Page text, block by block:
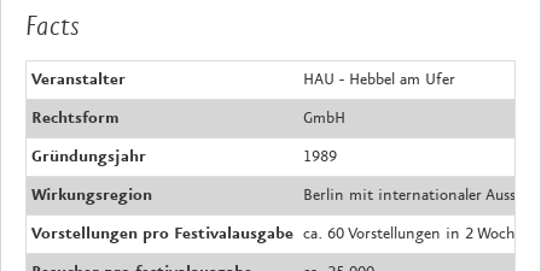
Facts
Veranstalter
HAU - Hebbel am Ufer
Rechtsform
GmbH
Gründungsjahr
1989
Wirkungsregion
Berlin mit internationaler
Vorstellungen pro Festivalausgabe ca. 60 Vorstellungen in 2 Wochen